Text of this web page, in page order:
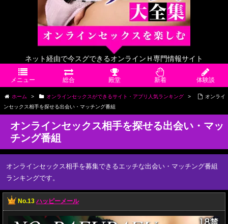
ネット経由で今スグできるオンラインＨ専門情報サイト
メニュー 総合 殿堂 新着 体験談
ホーム > オンラインセックスができるサイト・アプリ人気ランキング >
オンライ
ンセックス相手を探せる出会い・マッチング番組
オンラインセックス相手を探せる出会い・マッ
チング番組
オンラインセックス相手を募集できるエッチな出会い・マッチング番組
ランキングです。
No.13 ハッピーメール